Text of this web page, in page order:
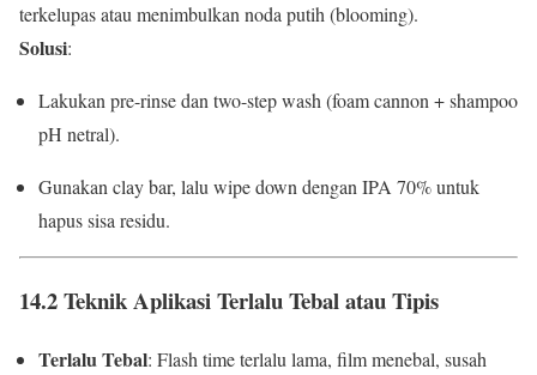
terkelupas atau menimbulkan noda putih (blooming).
Solusi:
Lakukan pre-rinse dan two-step wash (foam cannon + shampoo
pH netral).
Gunakan clay bar, lalu wipe down dengan IPA 70% untuk
hapus sisa residu.
14.2 Teknik Aplikasi Terlalu Tebal atau Tipis
Terlalu Tebal: Flash time terlalu lama, film menebal, susah